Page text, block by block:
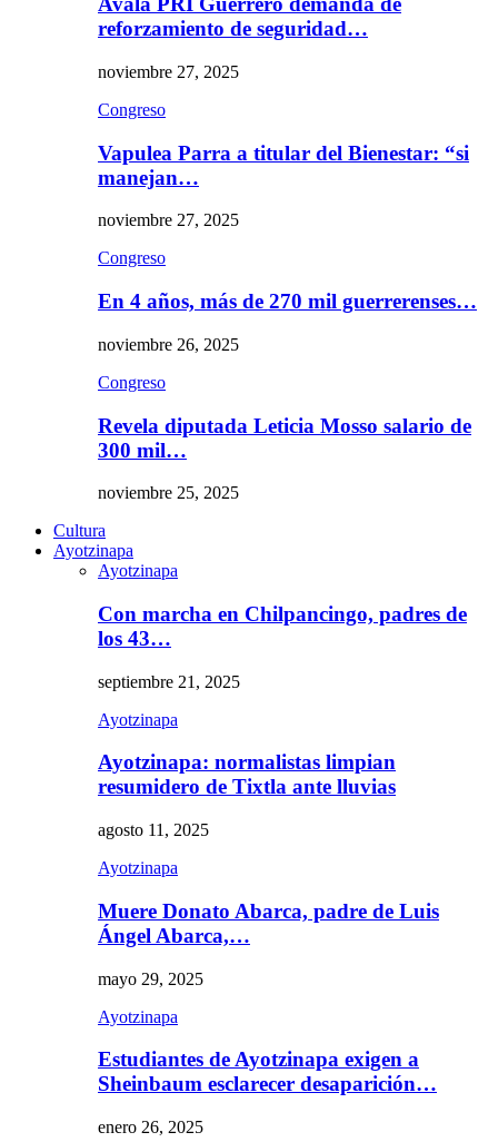
reforzamiento de seguridad…
noviembre 27, 2025
Congreso
Vapulea Parra a titular del Bienestar: “si
manejan…
noviembre 27, 2025
Congreso
En 4 años, más de 270 mil guerrerenses…
noviembre 26, 2025
Congreso
Revela diputada Leticia Mosso salario de
300 mil…
noviembre 25, 2025
Cultura
Ayotzinapa
Ayotzinapa
Con marcha en Chilpancingo, padres de
los 43…
septiembre 21, 2025
Ayotzinapa
Ayotzinapa: normalistas limpian
resumidero de Tixtla ante lluvias
agosto 11, 2025
Ayotzinapa
Muere Donato Abarca, padre de Luis
Ángel Abarca,…
mayo 29, 2025
Ayotzinapa
Estudiantes de Ayotzinapa exigen a
Sheinbaum esclarecer desaparición…
enero 26, 2025